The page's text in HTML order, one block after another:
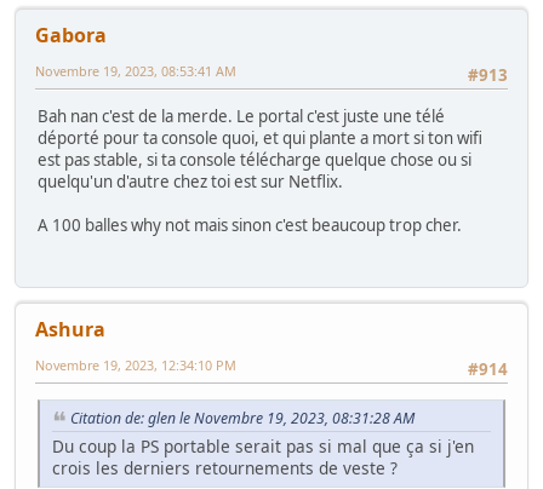
Gabora
#913
Novembre 19, 2023, 08:53:41 AM
Bah nan c'est de la merde. Le portal c'est juste une télé
déporté pour ta console quoi, et qui plante a mort si ton wifi
est pas stable, si ta console télécharge quelque chose ou si
quelqu'un d'autre chez toi est sur Netflix.
A 100 balles why not mais sinon c'est beaucoup trop cher.
Ashura
#914
Novembre 19, 2023, 12:34:10 PM
Citation de: glen le Novembre 19, 2023, 08:31:28 AM
Du coup la PS portable serait pas si mal que ça si j'en
crois les derniers retournements de veste ?